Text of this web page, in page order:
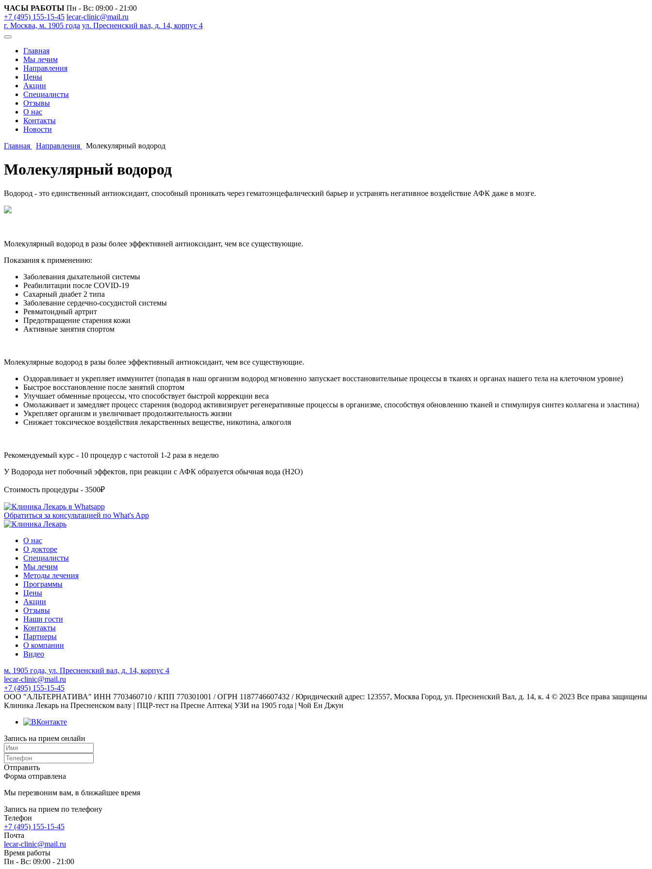
ЧАСЫ РАБОТЫ Пн - Вс: 09:00 - 21:00
+7 (495) 155-15-45 lecar-clinic@mail.ru
г. Москва, м. 1905 года ул. Пресненский вал, д. 14, корпус 4
Главная
Мы лечим
Направления
Цены
Акции
Специалисты
Отзывы
О нас
Контакты
Новости
Главная
Направления Молекулярный водород
Молекулярный водород
Водород - это единственный антиоксидант, способный проникать через гематоэнцефалический барьер и устранять негативное воздействие АФК даже в мозге.
Молекулярный водород в разы более эффективней антиоксидант, чем все существующие.
Показания к применению:
Заболевания дыхательной системы
Реабилитации после COVID-19
Сахарный диабет 2 типа
Заболевание сердечно-сосудистой системы
Ревматоидный артрит
Предотвращение старения кожи
Активные занятия спортом
Молекулярные водород в разы более эффективный антиоксидант, чем все существующие.
Оздоравливает и укрепляет иммунитет (попадая в наш организм водород мгновенно запускает восстановительные процессы в тканях и органах нашего тела на клеточном уровне)
Быстрое восстановление после занятий спортом
Улучшает обменные процессы, что способствует быстрой коррекции веса
Омолаживает и замедляет процесс старения (водород активизирует регенеративные процессы в организме, способствуя обновлению тканей и стимулируя синтез коллагена и эластина)
Укрепляет организм и увеличивает продолжительность жизни
Снижает токсическое воздействия лекарственных веществе, никотина, алкоголя
Рекомендуемый курс - 10 процедур с частотой 1-2 раза в неделю
У Водорода нет побочный эффектов, при реакции с АФК образуется обычная вода (H2O)
Стоимость процедуры - 3500₽
Обратиться за консультацией по What's App
О нас
О докторе
Специалисты
Мы лечим
Методы лечения
Программы
Цены
Акции
Отзывы
Наши гости
Контакты
Партнеры
О компании
Видео
м. 1905 года, ул. Пресненский вал, д. 14, корпус 4
lecar-clinic@mail.ru
+7 (495) 155-15-45
ООО "АЛЬТЕРНАТИВА" ИНН 7703460710 / КПП 770301001 / ОГРН 1187746607432 / Юридический адрес: 123557, Москва Город, ул. Пресненский Вал, д. 14, к. 4 © 2023 Все права защищены
Клиника Лекарь на Пресненском валу | ПЦР-тест на Пресне Аптека| УЗИ на 1905 года | Чой Ен Джун
Запись на прием онлайн
Отправить
Форма отправлена
Мы перезвоним вам, в ближайшее время
Запись на прием по телефону
Телефон
+7 (495) 155-15-45
Почта
lecar-clinic@mail.ru
Время работы
Пн - Вс: 09:00 - 21:00